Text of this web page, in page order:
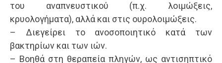
του αναπνευστικού (π.χ. λοιμώξεις,
κρυολογήματα), αλλά και στις ουρολοιμώξεις.
– Διεγείρει το ανοσοποιητικό κατά των
βακτηρίων και των ιών.
– Βοηθά στη θεραπεία πληγών, ως αντισηπτικό